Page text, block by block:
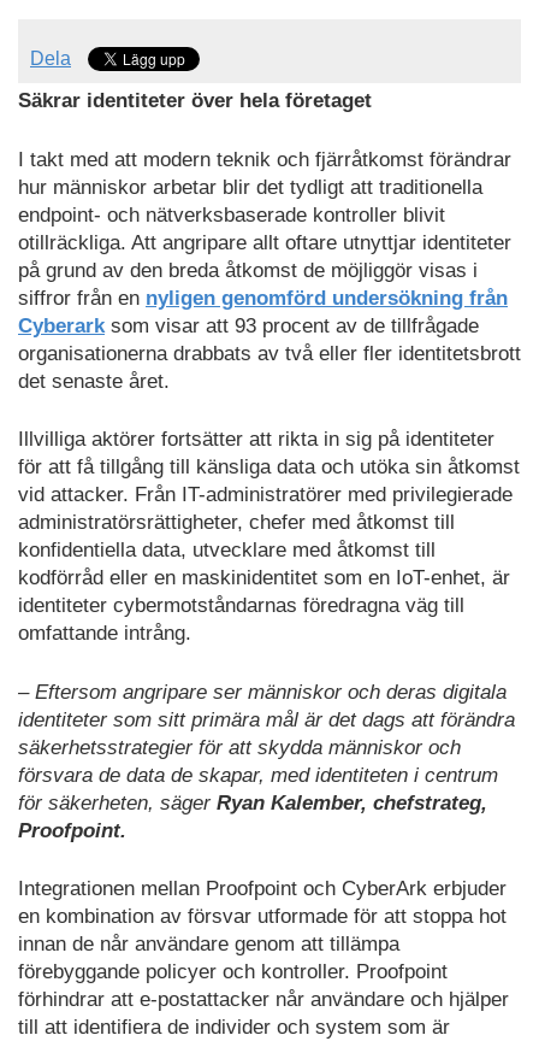
Dela
Säkrar identiteter över hela företaget
I takt med att modern teknik och fjärråtkomst förändrar
hur människor arbetar blir det tydligt att traditionella
endpoint- och nätverksbaserade kontroller blivit
otillräckliga. Att angripare allt oftare utnyttjar identiteter
på grund av den breda åtkomst de möjliggör visas i
siffror från en nyligen genomförd undersökning från
Cyberark som visar att 93 procent av de tillfrågade
organisationerna drabbats av två eller fler identitetsbrott
det senaste året.
Illvilliga aktörer fortsätter att rikta in sig på identiteter
för att få tillgång till känsliga data och utöka sin åtkomst
vid attacker. Från IT-administratörer med privilegierade
administratörsrättigheter, chefer med åtkomst till
konfidentiella data, utvecklare med åtkomst till
kodförråd eller en maskinidentitet som en IoT-enhet, är
identiteter cybermotståndarnas föredragna väg till
omfattande intrång.
– Eftersom angripare ser människor och deras digitala
identiteter som sitt primära mål är det dags att förändra
säkerhetsstrategier för att skydda människor och
försvara de data de skapar, med identiteten i centrum
för säkerheten, säger Ryan Kalember, chefstrateg,
Proofpoint.
Integrationen mellan Proofpoint och CyberArk erbjuder
en kombination av försvar utformade för att stoppa hot
innan de når användare genom att tillämpa
förebyggande policyer och kontroller. Proofpoint
förhindrar att e-postattacker når användare och hjälper
till att identifiera de individer och system som är